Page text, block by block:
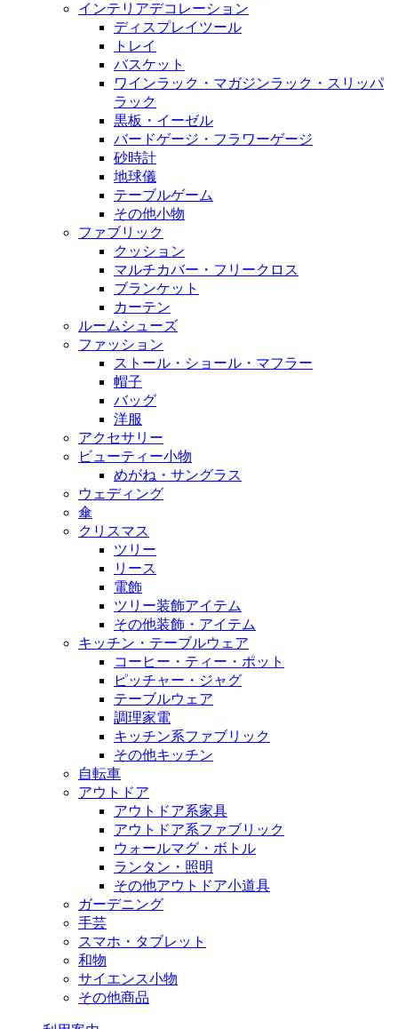
インテリアデコレーション
ディスプレイツール
トレイ
バスケット
ワインラック・マガジンラック・スリッパ
ラック
黒板・イーゼル
バードゲージ・フラワーゲージ
砂時計
地球儀
テーブルゲーム
その他小物
ファブリック
クッション
マルチカバー・フリークロス
ブランケット
カーテン
ルームシューズ
ファッション
ストール・ショール・マフラー
帽子
バッグ
洋服
アクセサリー
ビューティー小物
めがね・サングラス
ウェディング
傘
クリスマス
ツリー
リース
電飾
ツリー装飾アイテム
その他装飾・アイテム
キッチン・テーブルウェア
コーヒー・ティー・ポット
ピッチャー・ジャグ
テーブルウェア
調理家電
キッチン系ファブリック
その他キッチン
自転車
アウトドア
アウトドア系家具
アウトドア系ファブリック
ウォールマグ・ボトル
ランタン・照明
その他アウトドア小道具
ガーデニング
手芸
スマホ・タブレット
和物
サイエンス小物
その他商品